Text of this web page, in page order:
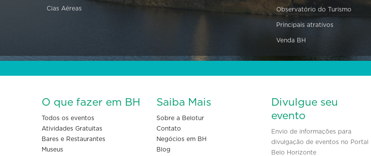
Cias Aéreas Observatório do Turismo
Principais atrativos
Venda BH
O que fazer em BH
Todos os eventos
Atividades Gratuitas
Bares e Restaurantes
Museus
Saiba Mais
Sobre a Belotur
Contato
Negócios em BH
Blog
Divulgue seu
evento
Envio de informações para
divulgação de eventos no Portal
Belo Horizonte